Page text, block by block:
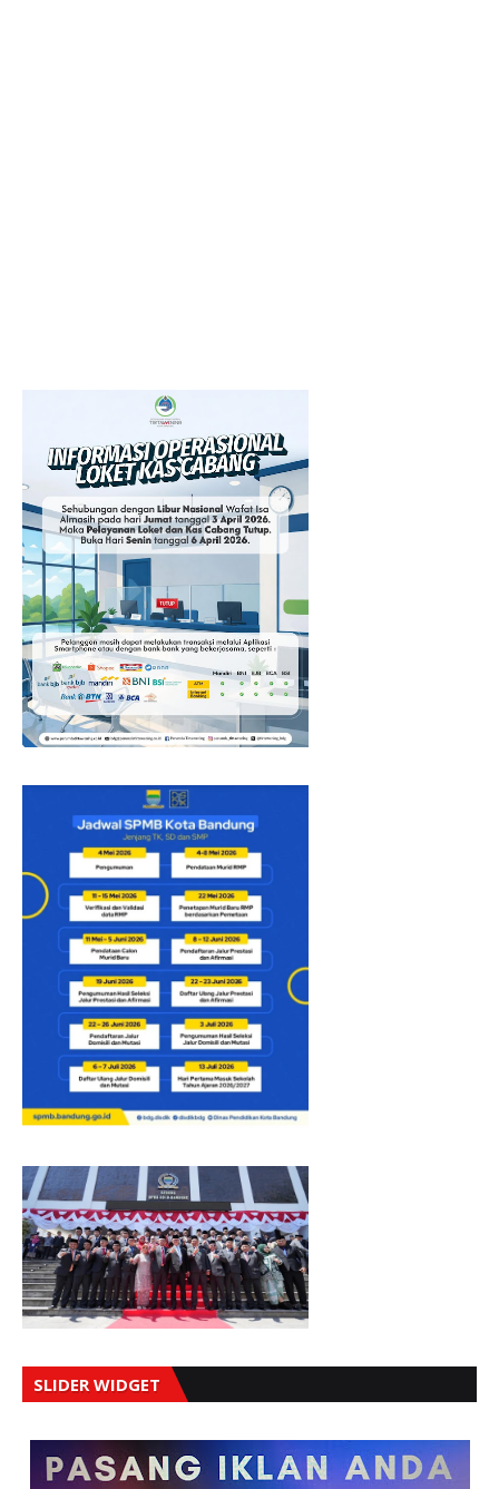
SLIDER WIDGET